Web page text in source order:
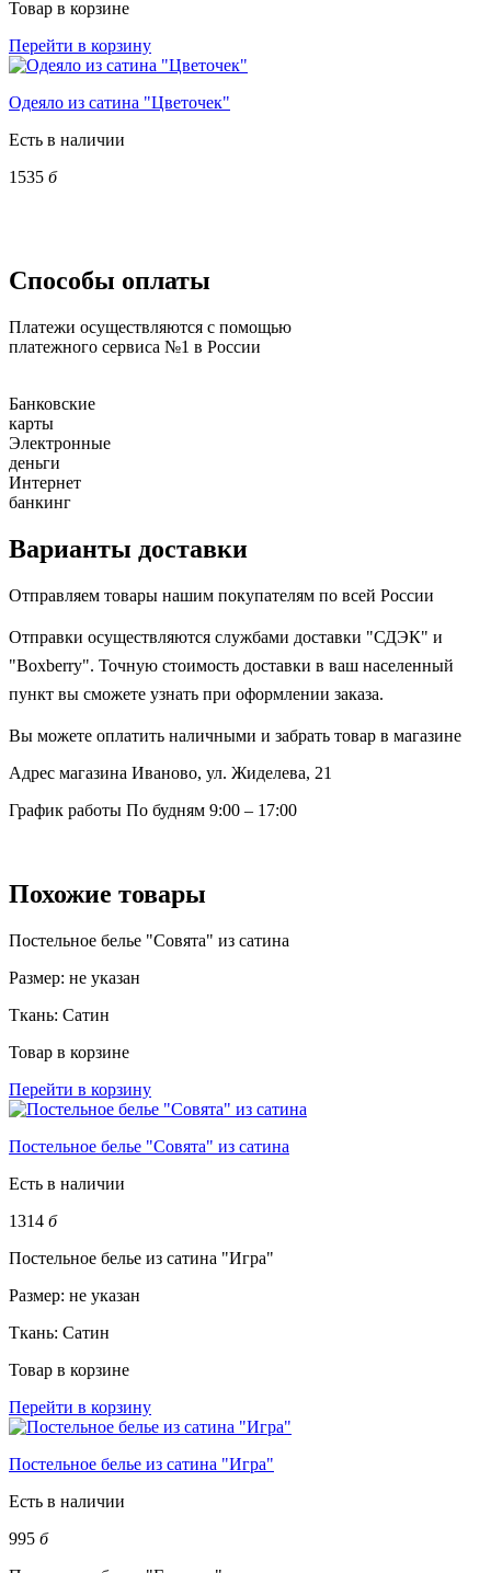
Товар в корзине
Перейти в корзину
Одеяло из сатина "Цветочек"
Есть в наличии
1535 б
Способы оплаты
Платежи осуществляются с помощью
платежного сервиса №1 в России
Банковские
карты
Электронные
деньги
Интернет
банкинг
Варианты доставки
Отправляем товары нашим покупателям по всей России
Отправки осуществляются службами доставки "СДЭК" и
"Boxberry". Точную стоимость доставки в ваш населенный
пункт вы сможете узнать при оформлении заказа.
Вы можете оплатить наличными и забрать товар в магазине
Адрес магазина Иваново, ул. Жиделева, 21
График работы По будням 9:00 – 17:00
Похожие товары
Постельное белье "Совята" из сатина
Размер: не указан
Ткань: Сатин
Товар в корзине
Перейти в корзину
Постельное белье "Совята" из сатина
Есть в наличии
1314 б
Постельное белье из сатина "Игра"
Размер: не указан
Ткань: Сатин
Товар в корзине
Перейти в корзину
Постельное белье из сатина "Игра"
Есть в наличии
995 б